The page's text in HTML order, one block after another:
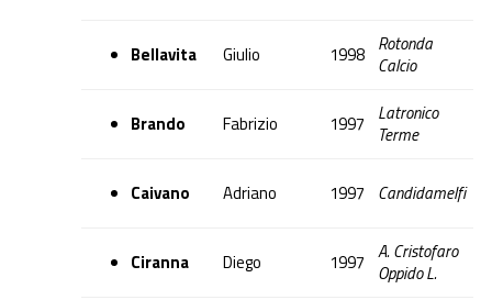
Bellavita Giulio 1998 Rotonda
Calcio
Brando Fabrizio 1997
Latronico
Terme
Caivano Adriano 1997 Candidamelfi
Ciranna Diego 1997 A. Cristofaro
Oppido L.